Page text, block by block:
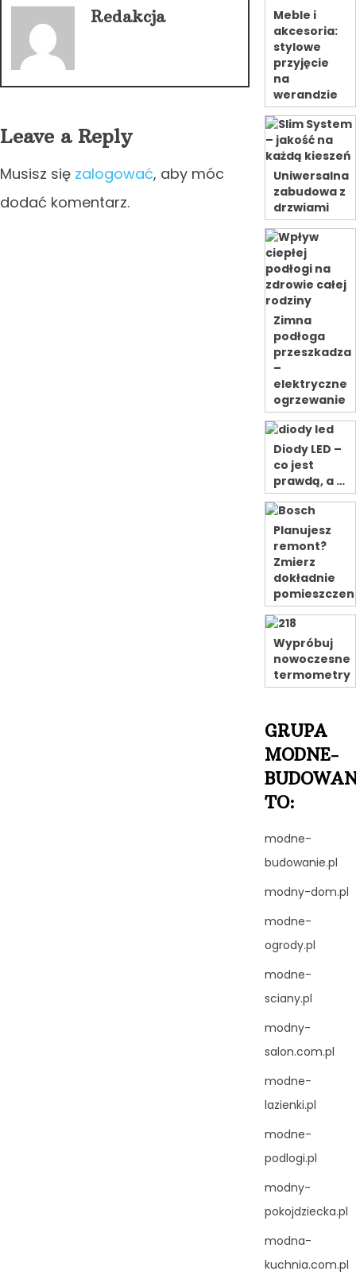
Redakcja
Leave a Reply
Musisz się zalogować, aby móc
dodać komentarz.
Meble i
akcesoria:
stylowe
przyjęcie
na
werandzie
Uniwersalna
zabudowa z
drzwiami
Zimna
podłoga
przeszkadza
–
elektryczne
ogrzewanie
Diody LED –
co jest
prawdą, a …
Planujesz
remont?
Zmierz
dokładnie
Wypróbuj
nowoczesne
termometry
GRUPA
MODNE-
TO:
modne-
budowanie.pl
modny-dom.pl
modne-
ogrody.pl
modne-
sciany.pl
modny-
salon.com.pl
modne-
lazienki.pl
modne-
podlogi.pl
modny-
pokojdziecka.pl
modna-
kuchnia.com.pl